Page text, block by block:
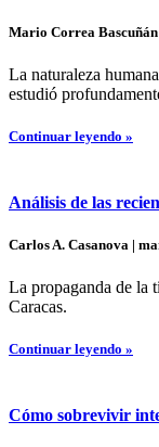
Mario Correa Bascuñán
La naturaleza
estudió
Continuar leyendo »
Análisis de las
Carlos A. Casanova |
La propaganda de la
Caracas.
Continuar leyendo »
Cómo sobrevivir